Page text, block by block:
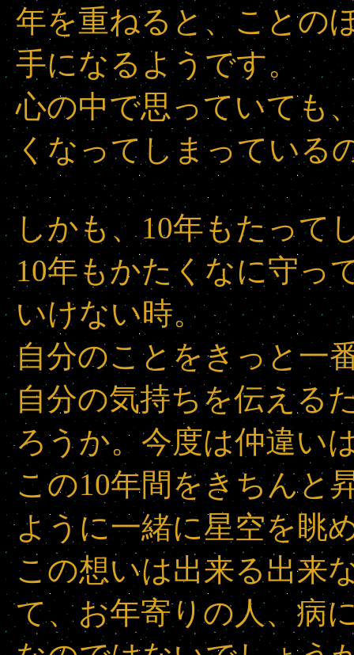
年を重ねると、ことの
手になるようです。
心の中で思っていても
くなってしまっている
しかも、10年もたって
10年もかたくなに守っ
いけない時。
自分のことをきっと一
自分の気持ちを伝える
ろうか。今度は仲違い
この10年間をきちんと
ように一緒に星空を眺
この想いは出来る出来
て、お年寄りの人、病